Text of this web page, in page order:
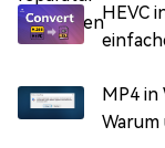
HEVC
MP4 in
Warum